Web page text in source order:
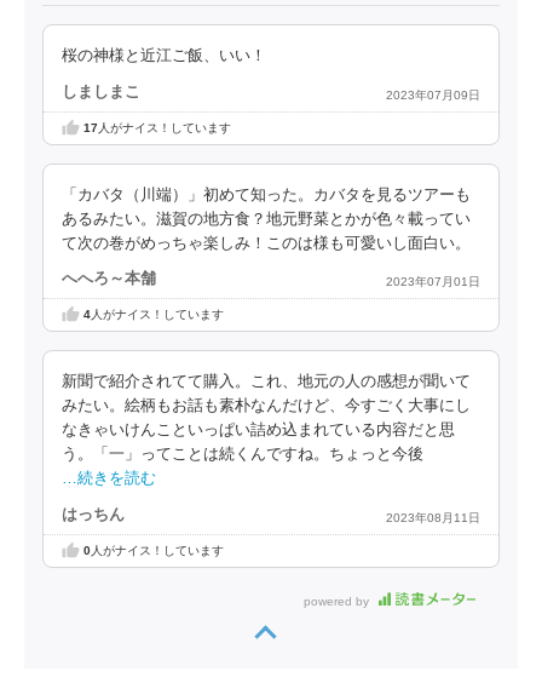
桜の神様と近江ご飯、いい！
しましまこ 2023年07月09日
17人がナイス！しています
「カバタ（川端）」初めて知った。カバタを見るツアーも
あるみたい。滋賀の地方食？地元野菜とかが色々載ってい
て次の巻がめっちゃ楽しみ！このは様も可愛いし面白い。
へへろ～本舗 2023年07月01日
4人がナイス！しています
新聞で紹介されてて購入。これ、地元の人の感想が聞いて
みたい。絵柄もお話も素朴なんだけど、今すごく大事にし
なきゃいけんこといっぱい詰め込まれている内容だと思
う。「一」ってことは続くんですね。ちょっと今後
…続きを読む
はっちん 2023年08月11日
0人がナイス！しています
powered by